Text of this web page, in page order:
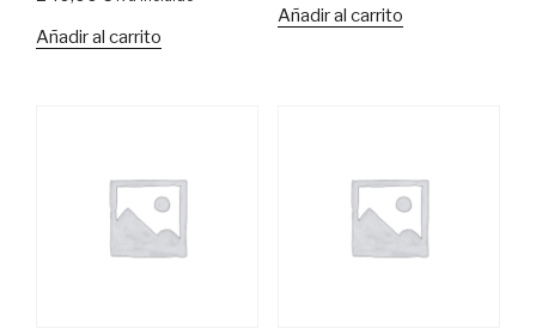
Añadir al carrito
Añadir al carrito